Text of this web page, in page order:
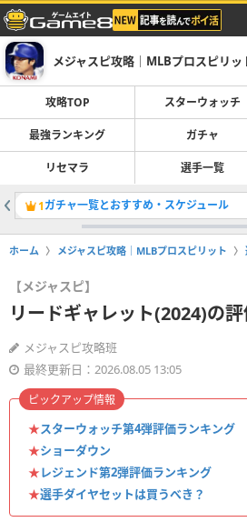
メジャスピ攻略｜MLBプロスピリッ
攻略TOP スターウォッチ
最強ランキング ガチャ
リセマラ 選手一覧
1ガチャ一覧とおすすめ・スケジュール
ホーム メジャスピ攻略｜MLBプロスピリット
【メジャスピ】
リードギャレット(2024)の
メジャスピ攻略班
最終更新日：2026.08.05 13:05
★スターウォッチ第4弾評価ランキング
★ショーダウン
★レジェンド第2弾評価ランキング
★選手ダイヤセットは買うべき？
ピックアップ情報